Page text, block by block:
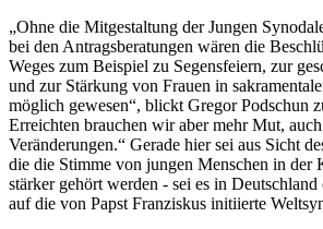
„Ohne die Mitgestaltung der Jungen
bei den Antragsberatungen wären die
Weges zum Beispiel zu Segensfeiern, zur
und zur Stärkung von Frauen in
möglich gewesen“, blickt Gregor Podschun
Erreichten brauchen wir aber mehr Mut,
Veränderungen.“ Gerade hier sei aus Sicht
die die Stimme von jungen Menschen in der
stärker gehört werden - sei es in
auf die von Papst Franziskus initiierte